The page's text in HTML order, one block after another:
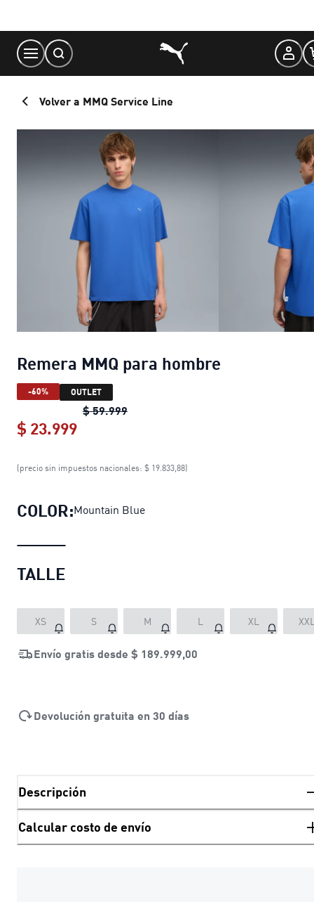
Content
Volver a MMQ Service Line
Remera MMQ para hombre
-60% OUTLET
$ 59.999Remera MMQ para hombre
$ 23.999
Remera MMQ para hombre
(precio sin impuestos nacionales: $ 19.833,88)
COLOR:Mountain Blue
TALLE
XS S M L XL
Envío gratis desde $ 189.999,00
Devolución gratuita en 30 días
Descripción
Calcular costo de envío